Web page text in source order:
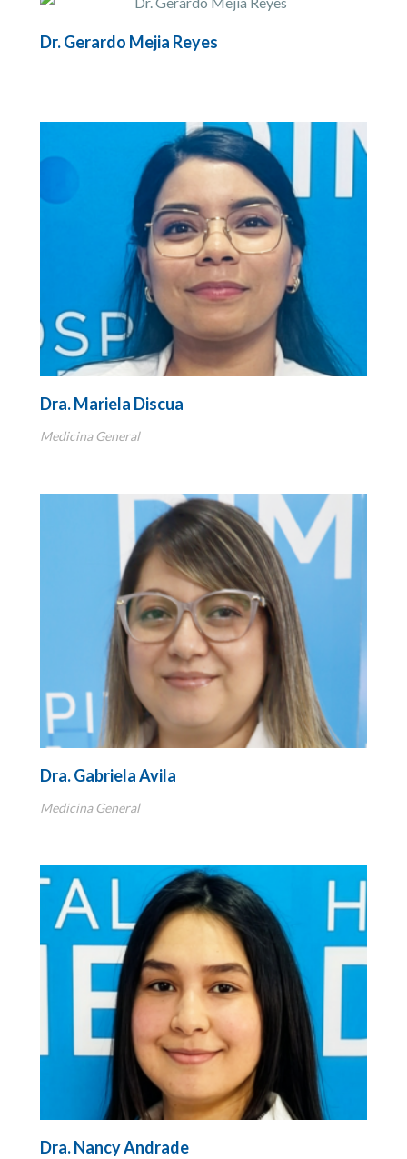
Dr. Gerardo Mejia Reyes
Dra. Mariela Discua
Medicina General
Dra. Gabriela Avila
Medicina General
Dra. Nancy Andrade